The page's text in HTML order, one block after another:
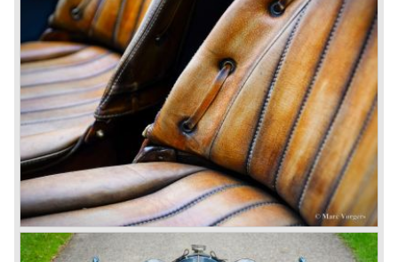
8-litre
In 1931 the most impressive Bentley model ever saw the
light of day; the 8-Litre. This car can be regarded as a real
‘super car’. Only 100 of these big cars have been built.
4- Litre
Also in 1931 a down scaled 8-Litre was introduced, the 4-
Litre. The car was designed to sell more cars to improve
the cumbersome financial situation at Bentley’s. The 1929
Wall Street crash affecting the firm immensely. The 4-Litre
featured the chassis, transmission and brakes of the 8-
litre. The newly constructed 120 bhp ‘Ricardo’ engine
proved underpowered for the chassis and as a result the
4-litre never became the success Bentley hoped for. Only
50 chassis were built.